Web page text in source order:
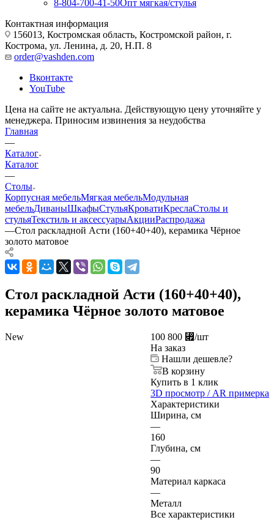
8-804-700-41-50Опт мягкая/стулья
Контактная информация
156013, Костромская область, Костромской район, г.
Кострома, ул. Ленина, д. 20, Н.П. 8
order@vashden.com
Вконтакте
YouTube
Цена на сайте не актуальна. Действующую цену уточняйте у
менеджера. Приносим извинения за неудобства
Главная
—
Каталог
Каталог
—
Столы
Корпусная мебельМягкая мебельМодульная
мебельДиваныШкафыСтульяКроватиКреслаСтолы и
стульяТекстиль и аксессуарыАкцииРаспродажа
—Стол раскладной Асти (160+40+40), керамика Чёрное
золото матовое
Стол раскладной Асти (160+40+40),
керамика Чёрное золото матовое
100 800 ⃏/шт
На заказ
Нашли дешевле?
В корзину
Купить в 1 клик
3D просмотр / AR примерка
Характеристики
Ширина, см
—
160
Глубина, см
—
90
Материал каркаса
—
Металл
Все характеристики
New